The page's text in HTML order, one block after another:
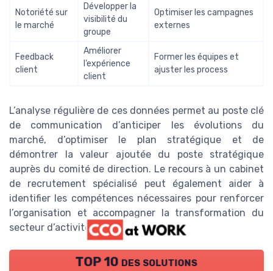
Notoriété sur
le marché
Développer la
visibilité du
groupe
Optimiser les campagnes
externes
Feedback
client
Améliorer
l’expérience
client
Former les équipes et
ajuster les process
L’analyse régulière de ces données permet au poste clé
de communication d’anticiper les évolutions du
marché, d’optimiser le plan stratégique et de
démontrer la valeur ajoutée du poste stratégique
auprès du comité de direction. Le recours à un cabinet
de recrutement spécialisé peut également aider à
identifier les compétences nécessaires pour renforcer
l’organisation et accompagner la transformation du
secteur d’activité.
TOP 10 des solutions